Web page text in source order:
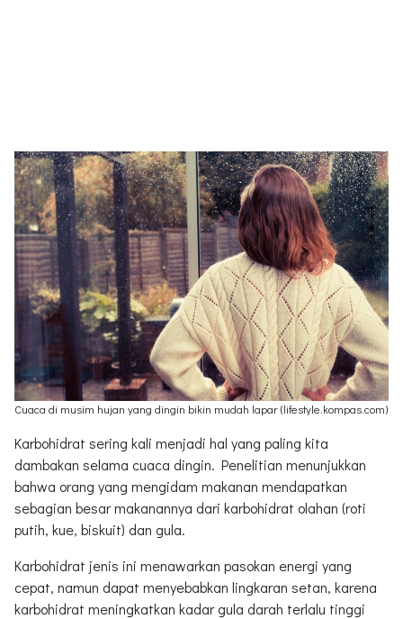
Cuaca di musim hujan yang dingin bikin mudah lapar (lifestyle.kompas.com)
Karbohidrat sering kali menjadi hal yang paling kita
dambakan selama cuaca dingin. Penelitian menunjukkan
bahwa orang yang mengidam makanan mendapatkan
sebagian besar makanannya dari karbohidrat olahan (roti
putih, kue, biskuit) dan gula.
Karbohidrat jenis ini menawarkan pasokan energi yang
cepat, namun dapat menyebabkan lingkaran setan, karena
karbohidrat meningkatkan kadar gula darah terlalu tinggi